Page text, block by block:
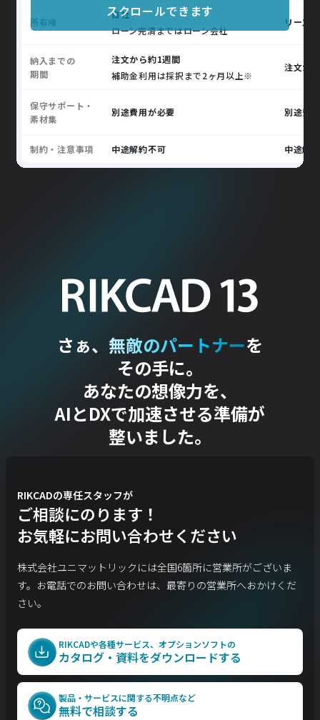
所有権
自社
ローン完済まではローン会社
リース
納入までの
期間
注文から約1週間
補助金利用は採択まで2ヶ月以上※
注文か
保守サポート・
素材集
別途費用が必要 別途費
制約・注意事項 中途解約不可 中途解
スクロールできます
さぁ、 無敵のパートナーを
その手に。
あなたの想像力を、
AIとDXで加速させる準備が
整いました。
RIKCADの専任スタッフが
ご相談にのります！
お気軽にお問い合わせください
株式会社ユニマットリックには全国6箇所に営業所がございま
す。 お電話でのお問い合わせは、最寄りの営業所へおかけくだ
さい。
RIKCADや各種サービス、オプションソフトの
カタログ・資料をダウンロードする
製品・サービスに関する不明点など
無料で相談する